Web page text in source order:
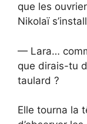
que les
Nikolaï
— Lara…
que dirais-tu
taulard ?
Elle tourna la